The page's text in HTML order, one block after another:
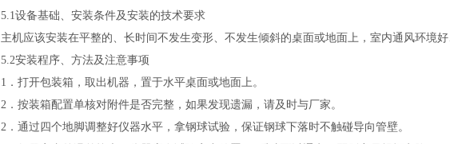
5.1设备基础、安装条件及安装的技术要求
主机应该安装在平整的、长时间不发生变形、不发生倾斜的桌面或地面上，室内通风环境
5.2安装程序、方法及注意事项
1．打开包装箱，取出机器，置于水平桌面或地面上。
2．按装箱配置单核对附件是否完整，如果发现遗漏，请及时与厂家。
2．通过四个地脚调整好仪器水平，拿钢球试验，保证钢球下落时不触碰导向管壁。